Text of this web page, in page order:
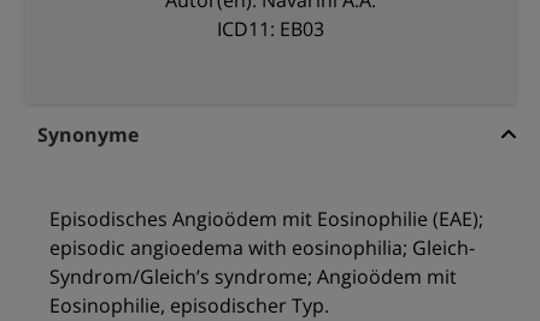
ICD11: EB03
Synonyme
Episodisches Angioödem mit Eosinophilie (EAE);
episodic angioedema with eosinophilia; Gleich-
Syndrom/Gleich’s syndrome; Angioödem mit
Eosinophilie, episodischer Typ.